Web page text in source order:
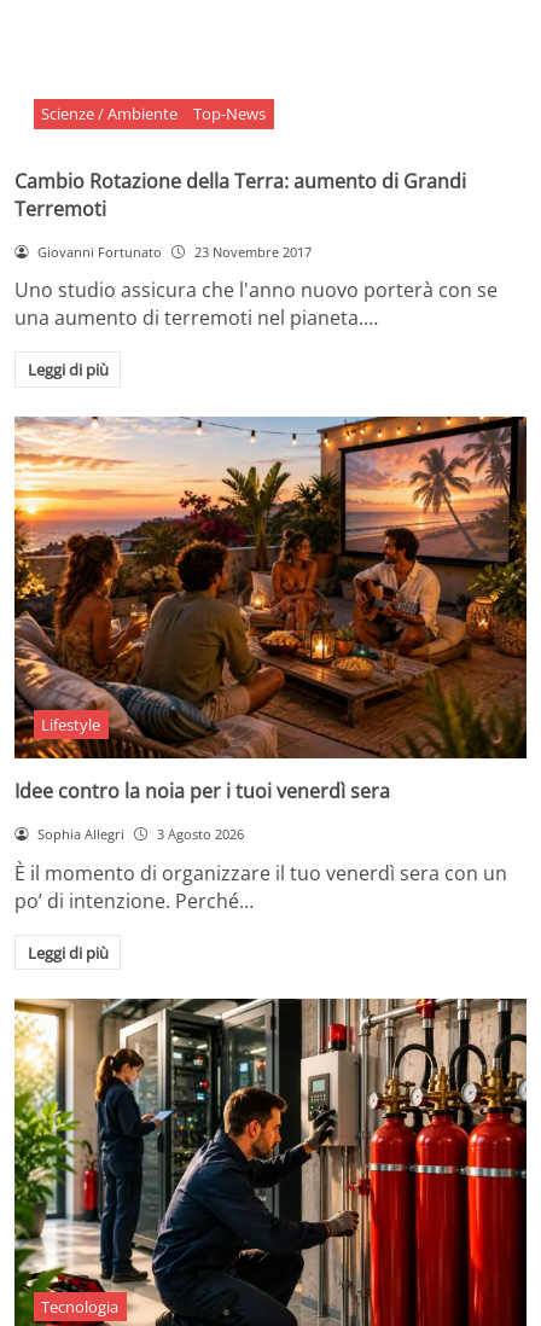
Scienze / Ambiente Top-News
Cambio Rotazione della Terra: aumento di Grandi
Terremoti
Giovanni Fortunato 23 Novembre 2017
Uno studio assicura che l'anno nuovo porterà con se
una aumento di terremoti nel pianeta.…
Leggi di più
Lifestyle
Idee contro la noia per i tuoi venerdì sera
Sophia Allegri 3 Agosto 2026
È il momento di organizzare il tuo venerdì sera con un
po’ di intenzione. Perché…
Leggi di più
Tecnologia